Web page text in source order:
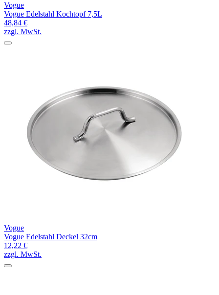
Vogue
Vogue Edelstahl Kochtopf 7,5L
48,84 €
zzgl. MwSt.
Vogue
Vogue Edelstahl Deckel 32cm
12,22 €
zzgl. MwSt.